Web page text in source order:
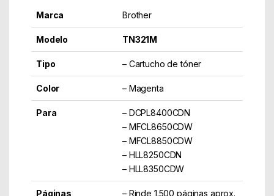
Marca Brother
Modelo TN321M
Tipo – Cartucho de tóner
Color – Magenta
Para
– DCPL8400CDN
– MFCL8650CDW
– MFCL8850CDW
– HLL8250CDN
– HLL8350CDW
Páginas – Rinde 1.500 páginas aprox.